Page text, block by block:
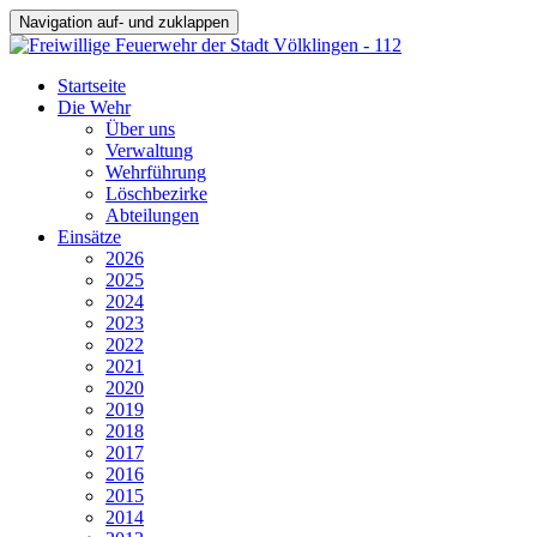
Navigation auf- und zuklappen
Startseite
Die Wehr
Über uns
Verwaltung
Wehrführung
Löschbezirke
Abteilungen
Einsätze
2026
2025
2024
2023
2022
2021
2020
2019
2018
2017
2016
2015
2014